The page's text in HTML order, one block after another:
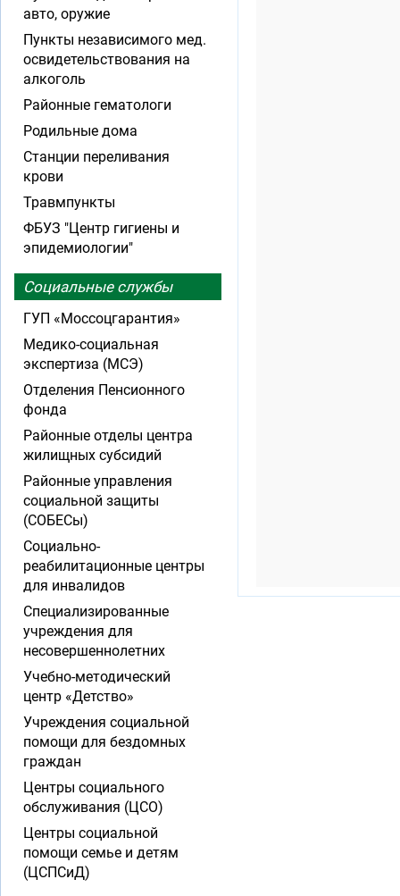
авто, оружие
Пункты независимого мед.
освидетельствования на
алкоголь
Районные гематологи
Родильные дома
Станции переливания
крови
Травмпункты
ФБУЗ "Центр гигиены и
эпидемиологии"
Социальные службы
ГУП «Моссоцгарантия»
Медико-социальная
экспертиза (МСЭ)
Отделения Пенсионного
фонда
Районные отделы центра
жилищных субсидий
Районные управления
социальной защиты
(СОБЕСы)
Социально-
реабилитационные центры
для инвалидов
Специализированные
учреждения для
несовершеннолетних
Учебно-методический
центр «Детство»
Учреждения социальной
помощи для бездомных
граждан
Центры социального
обслуживания (ЦСО)
Центры социальной
помощи семье и детям
(ЦСПСиД)